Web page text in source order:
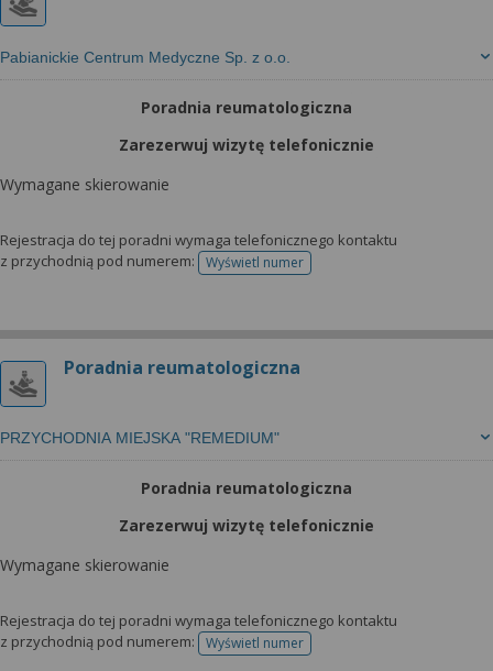
Pabianickie Centrum Medyczne Sp. z o.o.
Poradnia reumatologiczna
Zarezerwuj wizytę telefonicznie
Wymagane skierowanie
Rejestracja do tej poradni wymaga telefonicznego kontaktu
z przychodnią pod numerem:
Wyświetl numertelefonu do rejestracji
Poradnia reumatologiczna
PRZYCHODNIA MIEJSKA "REMEDIUM"
Poradnia reumatologiczna
Zarezerwuj wizytę telefonicznie
Wymagane skierowanie
Rejestracja do tej poradni wymaga telefonicznego kontaktu
z przychodnią pod numerem:
Wyświetl numertelefonu do rejestracji